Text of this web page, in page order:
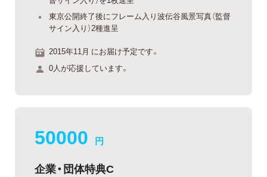
東京公開終了後にフレーム入り波伝谷風景写真（監督
サイン入り）2種進呈
2015年11月 にお届け予定です。
0人が応援しています。
50000 円
企業・団体特典C